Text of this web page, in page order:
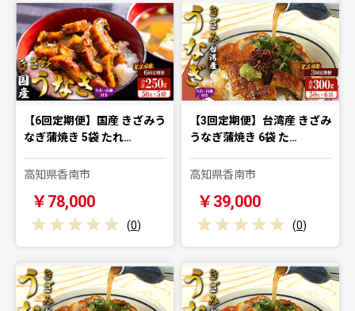
【6回定期便】国産 きざみう
なぎ蒲焼き 5袋 たれ…
高知県香南市
￥78,000
(0)
【3回定期便】台湾産 きざみ
うなぎ蒲焼き 6袋 た…
高知県香南市
￥39,000
(0)